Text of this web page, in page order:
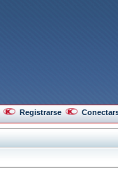
Registrarse